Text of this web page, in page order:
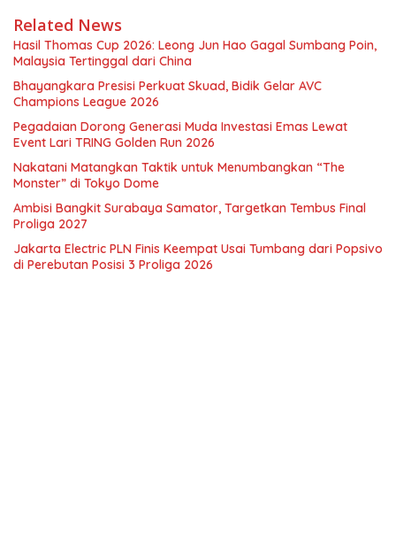
Related News
Hasil Thomas Cup 2026: Leong Jun Hao Gagal Sumbang Poin,
Malaysia Tertinggal dari China
Bhayangkara Presisi Perkuat Skuad, Bidik Gelar AVC
Champions League 2026
Pegadaian Dorong Generasi Muda Investasi Emas Lewat
Event Lari TRING Golden Run 2026
Nakatani Matangkan Taktik untuk Menumbangkan “The
Monster” di Tokyo Dome
Ambisi Bangkit Surabaya Samator, Targetkan Tembus Final
Proliga 2027
Jakarta Electric PLN Finis Keempat Usai Tumbang dari Popsivo
di Perebutan Posisi 3 Proliga 2026